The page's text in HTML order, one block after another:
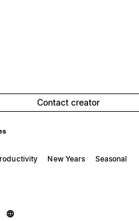
Contact creator
New Years Seasonal